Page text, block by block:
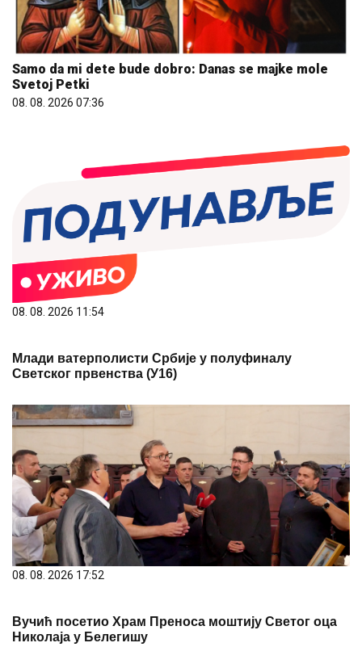
Samo da mi dete bude dobro: Danas se majke mole
Svetoj Petki
08. 08. 2026 07:36
08. 08. 2026 11:54
Млади ватерполисти Србије у полуфиналу
Светског првенства (У16)
08. 08. 2026 17:52
Вучић посетио Храм Преноса моштију Светог оца
Николаја у Белегишу